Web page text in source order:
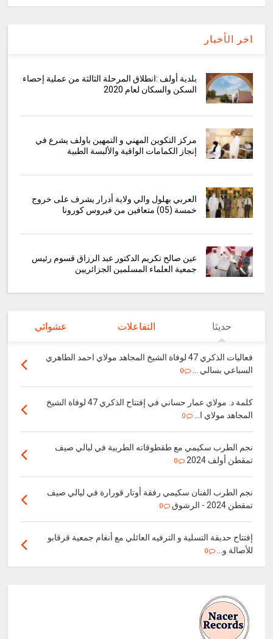
اخر الأخبار
بلدية أولف :انطلاق المرحلة الثالثة من عملية إحصاء
السكن والسكان لعام 2020
مركز التكوين المهني و التمهين باولف يشرع في
إنجاز الكمامات الواقية والألبسة الطبية
العربي بهلول والي ولاية أدرار يشرف على خروج
خمسة (05) متعافين من فيروس كورونا
عين صالح تكريم الدكتور عبد الرزاق قسوم رئيس
جمعية العلماء المسلمين الجزائريين
حديثا التفاعلات عشوائي
فعاليات الذكري 47 لوفاة الشيخ المجاهد مولاي احمد الطاهري
السباعي بسالي ...
0
كلمة د. مولاي عمار حساني في إفتتاح الذكري 47 لوفاة الشيخ
المجاهد مولاي ا...
0
نجم الطرب سكيمي مع طقطوقاته الطربية في ليالي صيف
تمقطن أولف 2024
0
نجم الطرب الفنان سكيمي رفقة أوتار قورارة في ليالي صيف
تمقطن 2024 - الرشوق
0
إفتتاح حديقة التسلية و الترفيه العائلي مع أنغام جمعية قرقابو
للأصالة و...
0